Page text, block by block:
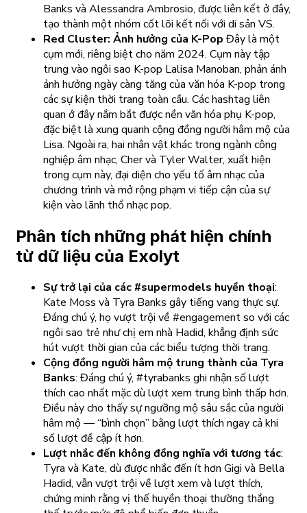
Banks và Alessandra Ambrosio, được liên kết ở đây,
tạo thành một nhóm cốt lõi kết nối với di sản VS.
Red Cluster: Ảnh hưởng của K-Pop Đây là một
cụm mới, riêng biệt cho năm 2024. Cụm này tập
trung vào ngôi sao K-pop Lalisa Manoban, phản ánh
ảnh hưởng ngày càng tăng của văn hóa K-pop trong
các sự kiện thời trang toàn cầu. Các hashtag liên
quan ở đây nắm bắt được nền văn hóa phụ K-pop,
đặc biệt là xung quanh cộng đồng người hâm mộ của
Lisa. Ngoài ra, hai nhân vật khác trong ngành công
nghiệp âm nhạc, Cher và Tyler Walter, xuất hiện
trong cụm này, đại diện cho yếu tố âm nhạc của
chương trình và mở rộng phạm vi tiếp cận của sự
kiện vào lãnh thổ nhạc pop.
Phân tích những phát hiện chính
từ dữ liệu của Exolyt
Sự trở lại của các #supermodels huyền thoại:
Kate Moss và Tyra Banks gây tiếng vang thực sự.
Đáng chú ý, họ vượt trội về #engagement so với các
ngôi sao trẻ như chị em nhà Hadid, khẳng định sức
hút vượt thời gian của các biểu tượng thời trang.
Cộng đồng người hâm mộ trung thành của Tyra
Banks: Đáng chú ý, #tyrabanks ghi nhận số lượt
thích cao nhất mặc dù lượt xem trung bình thấp hơn.
Điều này cho thấy sự ngưỡng mộ sâu sắc của người
hâm mộ — “bình chọn” bằng lượt thích ngay cả khi
số lượt đề cập ít hơn.
Lượt nhắc đến không đồng nghĩa với tương tác:
Tyra và Kate, dù được nhắc đến ít hơn Gigi và Bella
Hadid, vẫn vượt trội về lượt xem và lượt thích,
chứng minh rằng vị thế huyền thoại thường thắng